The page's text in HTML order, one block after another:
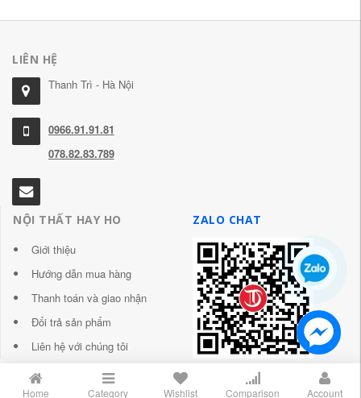
LIÊN HỆ
Thanh Trì - Hà Nội
0966.91.91.81
078.82.83.789
NỘI THẤT HAY HO
Giới thiệu
Hướng dẫn mua hàng
Thanh toán và giao nhận
Đổi trả sản phẩm
Liên hệ với chúng tôi
ZALO CHAT
Home Category Wishlist Comparison Account